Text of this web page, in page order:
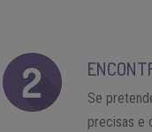
Se
precisas e